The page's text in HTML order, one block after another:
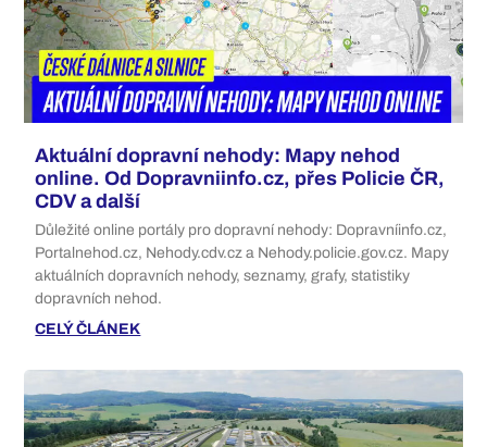
Aktuální dopravní nehody: Mapy nehod
online. Od Dopravniinfo.cz, přes Policie ČR,
CDV a další
Důležité online portály pro dopravní nehody: Dopravníinfo.cz,
Portalnehod.cz, Nehody.cdv.cz a Nehody.policie.gov.cz. Mapy
aktuálních dopravních nehody, seznamy, grafy, statistiky
dopravních nehod.
CELÝ ČLÁNEK